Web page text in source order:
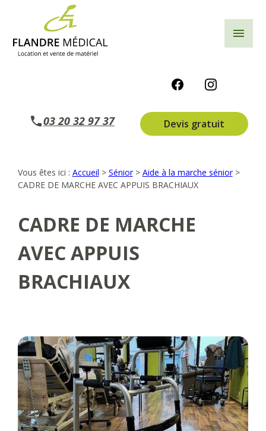
menu
03 20 32 97 37 Devis gratuit
Vous êtes ici : Accueil > Sénior> Aide à la marche sénior>
CADRE DE MARCHE AVEC APPUIS BRACHIAUX
CADRE DE MARCHE
AVEC APPUIS
BRACHIAUX
Panneau de gestion des cookies